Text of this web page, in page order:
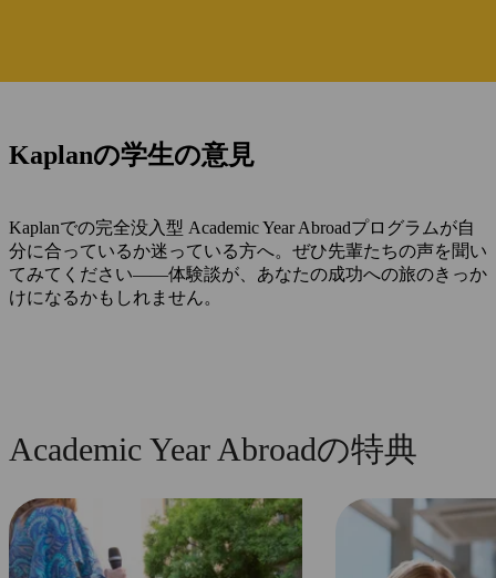
Kaplanの学生の意見
Kaplanでの完全没入型 Academic Year Abroadプログラムが自
分に合っているか迷っている方へ。ぜひ先輩たちの声を聞い
てみてください——体験談が、あなたの成功への旅のきっか
けになるかもしれません。
Academic Year Abroadの特典